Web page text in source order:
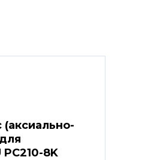
(аксиально-
PC210-8K